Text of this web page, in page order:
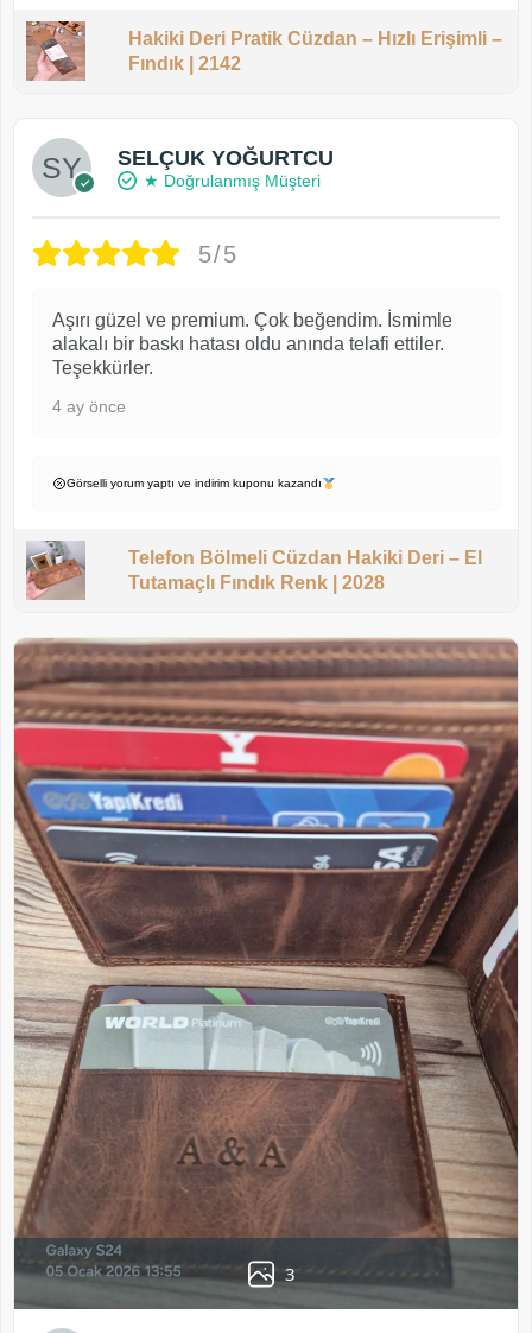
Hakiki Deri Pratik Cüzdan – Hızlı Erişimli –
Fındık | 2142
SELÇUK YOĞURTCU
★ Doğrulanmış Müşteri
5/5
Aşırı güzel ve premium. Çok beğendim. İsmimle
alakalı bir baskı hatası oldu anında telafi ettiler.
Teşekkürler.
4 ay önce
Görselli yorum yaptı ve indirim kuponu kazandı
Telefon Bölmeli Cüzdan Hakiki Deri – El
Tutamaçlı Fındık Renk | 2028
3